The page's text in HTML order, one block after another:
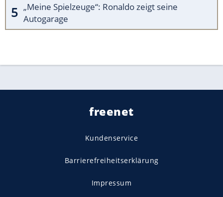
„Meine Spielzeuge“: Ronaldo zeigt seine
Autogarage
freenet
Kundenservice
Barrierefreiheitserklärung
Impressum